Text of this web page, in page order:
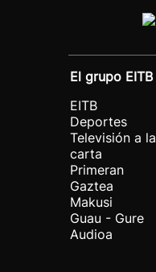
El grupo EITB
EITB
Deportes
Televisión a la
carta
Primeran
Gaztea
Makusi
Guau - Gure
Audioa